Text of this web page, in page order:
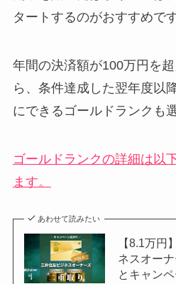
タートするのがおすすめです
年間の決済額が100万円を
ら、条件達成した翌年度以
にできるゴールドランクも
ゴールドランクの詳細は以
ます。
あわせて読みたい
【8.1万円
ネスオー
とキャン